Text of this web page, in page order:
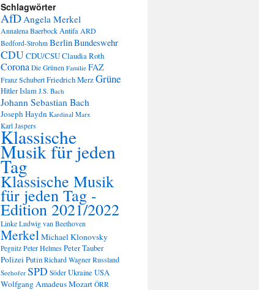
Schlagwörter
AfDAngela Merkel
Annalena BaerbockAntifa ARD
Bedford-Strohm BerlinBundeswehr
CDUCDU/CSUClaudia Roth
Corona Die Grünen Familie FAZ
Franz SchubertFriedrich MerzGrüne
HitlerIslam J.S. Bach
Johann Sebastian Bach
Joseph Haydn Kardinal Marx
Karl Jaspers
Klassische
Musik für jeden
Tag
Klassische Musik
für jeden Tag -
Edition 2021/2022
Linke Ludwig van Beethoven
MerkelMichael Klonovsky
Pegnitz Peter HelmesPeter Tauber
PolizeiPutin Richard Wagner Russland
Seehofer SPD Söder Ukraine USA
Wolfgang Amadeus Mozart ÖRR